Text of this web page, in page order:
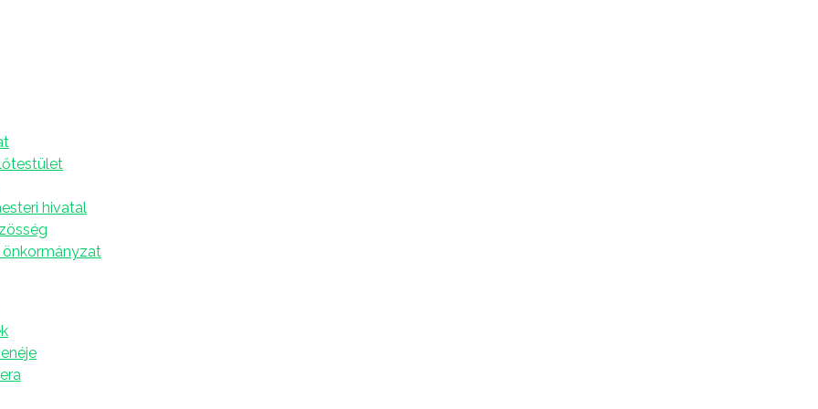
hivatal
önkormányzat
újkígyósi Pallér Sándor nyerte meg a 28. Csabai
a Csabai Kolbászházban.
csütörtökön veheti át a többi díjazotztal együtt a
kolbászkirály kulisszatitkokat is elárult a
idén elsők lehetnek a kolbászfesztivál
többes számban beszél, mert felesége, Móni és
a sikernek, mint ő.